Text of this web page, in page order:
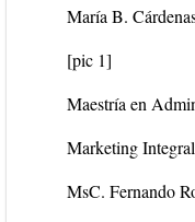
María B.
[pic 1]
Maestría en
Marketing Integral
MsC. Fernando